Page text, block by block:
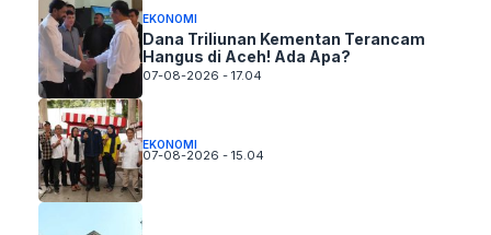
EKONOMI
Dana Triliunan Kementan Terancam
Hangus di Aceh! Ada Apa?
07-08-2026 - 17.04
EKONOMI
07-08-2026 - 15.04